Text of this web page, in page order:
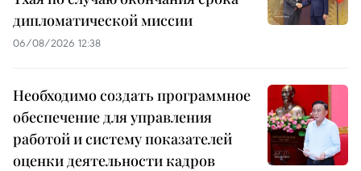
дипломатической миссии
06/08/2026 12:38
Необходимо создать программное
обеспечение для управления
работой и систему показателей
оценки деятельности кадров